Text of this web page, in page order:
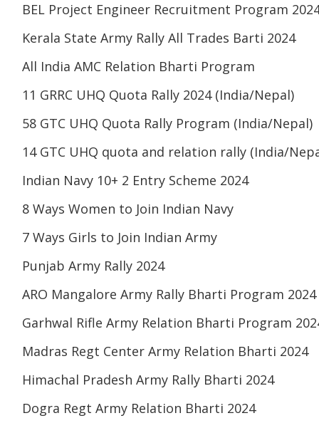
BEL Project Engineer Recruitment Program
Kerala State Army Rally All Trades Barti 2024
All India AMC Relation Bharti Program
11 GRRC UHQ Quota Rally 2024 (India/Nepal)
58 GTC UHQ Quota Rally Program (India/Nepal)
14 GTC UHQ quota and relation rally (India/
Indian Navy 10+ 2 Entry Scheme 2024
8 Ways Women to Join Indian Navy
7 Ways Girls to Join Indian Army
Punjab Army Rally 2024
ARO Mangalore Army Rally Bharti Program 2024
Garhwal Rifle Army Relation Bharti Program
Madras Regt Center Army Relation Bharti 2024
Himachal Pradesh Army Rally Bharti 2024
Dogra Regt Army Relation Bharti 2024